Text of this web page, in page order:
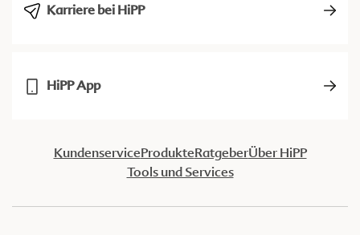
Karriere bei HiPP
HiPP App
KundenserviceProdukteRatgeberÜber HiPP
Tools und Services